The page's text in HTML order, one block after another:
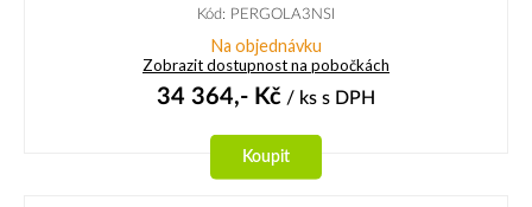
Kód: PERGOLA3NSI
Na objednávku
Zobrazit dostupnost na pobočkách
34 364,- Kč / ks s DPH
Koupit